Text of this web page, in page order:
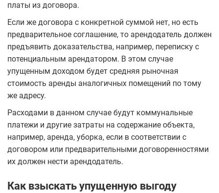
платы из договора.
Если же договора с конкретной суммой нет, но есть
предварительное соглашение, то арендодатель должен
предъявить доказательства, например, переписку с
потенциальным арендатором. В этом случае
упущенным доходом будет средняя рыночная
стоимость аренды аналогичных помещений по тому
же адресу.
Расходами в данном случае будут коммунальные
платежи и другие затраты на содержание объекта,
например, аренда, уборка, если в соответствии с
договором или предварительными договоренностями
их должен нести арендодатель.
Как взыскать упущенную выгоду